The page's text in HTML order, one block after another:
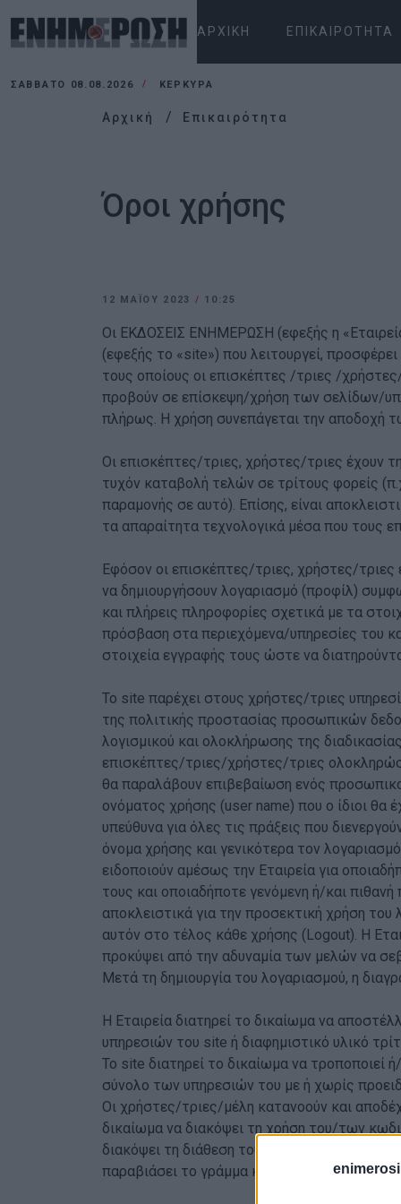
ΑΡΧΙΚΉ ΕΠΙΚΑΙΡΌΤΗΤΑ
ΣΆΒΒΑΤΟ 08.08.2026 ΚΕΡΚΥΡΑ
Αρχική Επικαιρότητα
Όροι χρήσης
12 ΜΑΪ́ΟΥ 2023 / 10:25
Oι ΕΚΔΟΣΕΙΣ ΕΝΗΜΕΡΩΣΗ (εφεξής η
(εφεξής το «site») που λειτουργεί,
τους οποίους οι επισκέπτες /τριες /
προβούν σε επίσκεψη/χρήση των σελίδων/
πλήρως. Η χρήση συνεπάγεται την αποδοχή
Οι επισκέπτες/τριες, χρήστες/τριες έχουν
τυχόν καταβολή τελών σε τρίτους φορείς
παραμονής σε αυτό). Επίσης, είναι
τα απαραίτητα τεχνολογικά μέσα που τους
Εφόσον οι επισκέπτες/τριες, χρήστες/
να δημιουργήσουν λογαριασμό (προφίλ)
και πλήρεις πληροφορίες σχετικά με τα
πρόσβαση στα περιεχόμενα/υπηρεσίες του
στοιχεία εγγραφής τους ώστε να
Το site παρέχει στους χρήστες/τριες
της πολιτικής προστασίας προσωπικών
λογισμικού και ολοκλήρωσης της
επισκέπτες/τριες/χρήστες/τριες
θα παραλάβουν επιβεβαίωση ενός
ονόματος χρήσης (user name) που ο ίδιοι θα
υπεύθυνα για όλες τις πράξεις που
όνομα χρήσης και γενικότερα τον
ειδοποιούν αμέσως την Εταιρεία για
τους και οποιαδήποτε γενόμενη ή/και
αποκλειστικά για την προσεκτική χρήση
αυτόν στο τέλος κάθε χρήσης (Logout). Η
προκύψει από την αδυναμία των μελών να
Μετά τη δημιουργία του λογαριασμού, η
Η Εταιρεία διατηρεί το δικαίωμα να
υπηρεσιών του site ή διαφημιστικό υλικό
Το site διατηρεί το δικαίωμα να τροποποιεί
σύνολο των υπηρεσιών του με ή χωρίς
Οι χρήστες/τριες/μέλη κατανοούν και
δικαίωμα να διακόψει τη χρήση του/των
διακόψει τη διάθεση του περιεχομένου τους
παραβιάσει το γράμμα και το πνεύμα των